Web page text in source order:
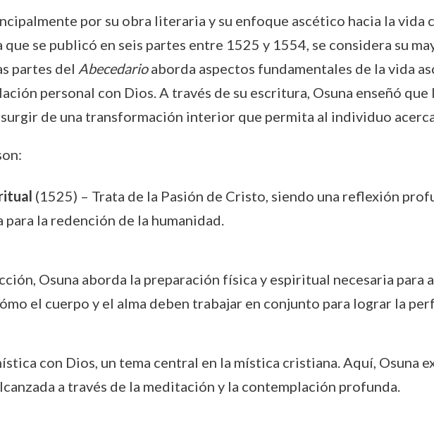
por su obra literaria y su enfoque ascético hacia la vida
que se publicó en seis partes entre 1525 y 1554, se considera su
partes del Abecedarioaborda aspectos fundamentales de la vida
personal con Dios. A través de su escritura, Osuna enseñó que
de una transformación interior que permita al individuo
(1525) – Trata de la Pasión de Cristo, siendo una reflexión
la redención de la humanidad.
Osuna aborda la preparación física y espiritual necesaria para
el cuerpo y el alma deben trabajar en conjunto para lograr la
con Dios, un tema central en la mística cristiana. Aquí, Osuna
a través de la meditación y la contemplación profunda.